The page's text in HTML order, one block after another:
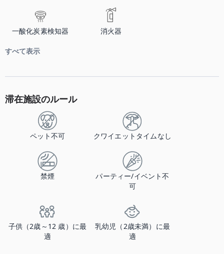
一酸化炭素検知器 消火器
すべて表示
滞在施設のルール
ペット不可 クワイエットタイムなし
禁煙
パーティー/イベント不
可
子供（2歳～12 歳）に最
適
乳幼児（2歳未満）に最
適